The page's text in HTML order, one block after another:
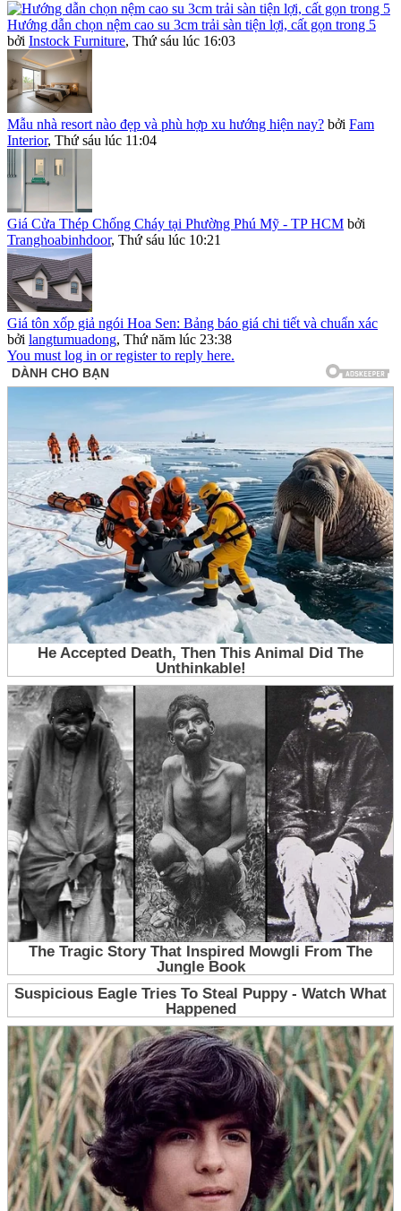
Hướng dẫn chọn nệm cao su 3cm trải sàn tiện lợi, cất gọn trong 5
bởi Instock Furniture, Thứ sáu lúc 16:03
Mẫu nhà resort nào đẹp và phù hợp xu hướng hiện nay? bởi Fam
Interior, Thứ sáu lúc 11:04
Giá Cửa Thép Chống Cháy tại Phường Phú Mỹ - TP HCM bởi
Tranghoabinhdoor, Thứ sáu lúc 10:21
Giá tôn xốp giả ngói Hoa Sen: Bảng báo giá chi tiết và chuẩn xác
bởi langtumuadong, Thứ năm lúc 23:38
You must log in or register to reply here.